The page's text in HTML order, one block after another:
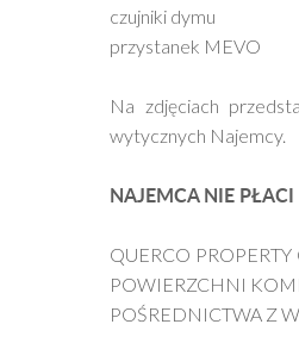
czujniki dymu
przystanek MEVO
Na zdjęciach
wytycznych Najemcy.
NAJEMCA NIE
QUERCO
POWIERZCHNI
POŚREDNICTWA Z